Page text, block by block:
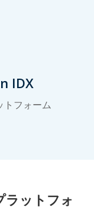
IDX
トフォーム
ラットフォ